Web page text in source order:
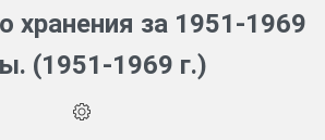
хранения за 1951-1969
(1951-1969 г.)